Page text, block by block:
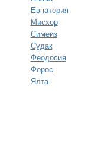
Евпатория
Мисхор
Симеиз
Судак
Феодосия
Форос
Ялта